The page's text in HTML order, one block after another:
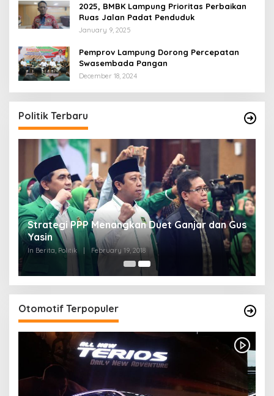
2025, BMBK Lampung Prioritas Perbaikan
Ruas Jalan Padat Penduduk
January 9, 2025
Pemprov Lampung Dorong Percepatan
Swasembada Pangan
December 18, 2024
Politik Terbaru
Strategi PPP Menangkan Duet Ganjar dan Gus
Yasin
In Berita, Politik | February 19, 2018
Otomotif Terpopuler